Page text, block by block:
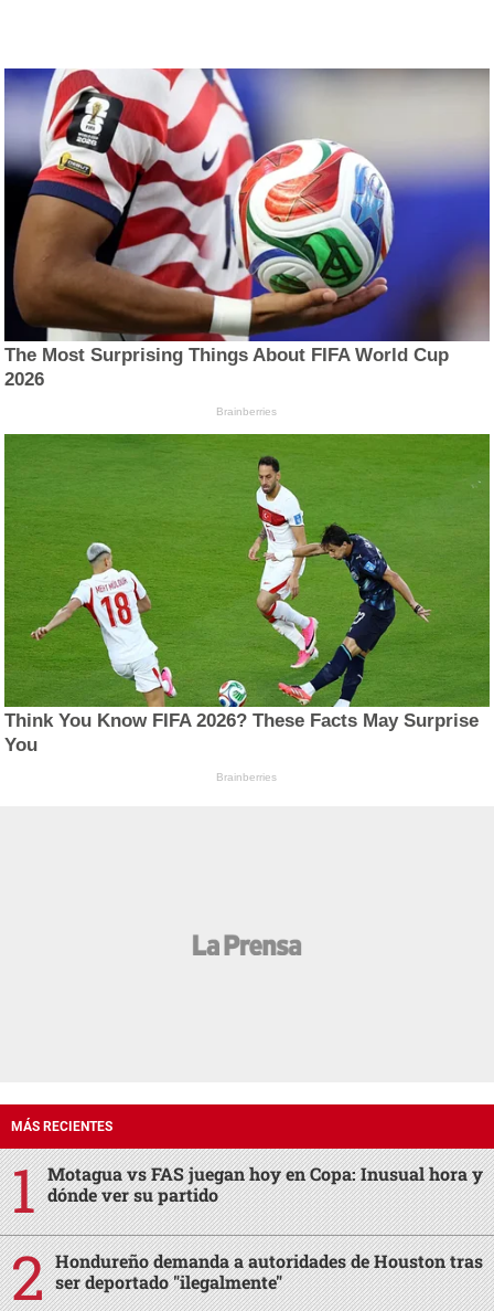
The Most Surprising Things About FIFA World Cup
2026
Brainberries
Think You Know FIFA 2026? These Facts May Surprise
You
Brainberries
MÁS RECIENTES
Motagua vs FAS juegan hoy en Copa: Inusual hora y
dónde ver su partido
Hondureño demanda a autoridades de Houston tras
ser deportado "ilegalmente"